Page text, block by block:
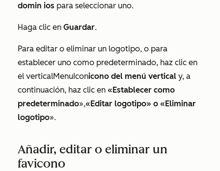
domin ios para seleccionar uno.
Haga clic en Guardar.
Para editar o eliminar un logotipo, o para
establecer uno como predeterminado, haz clic en
el verticalMenuIconicono del menú vertical y, a
continuación, haz clic en «Establecer como
predeterminado»,«Editar logotipo» o «Eliminar
logotipo».
Añadir, editar o eliminar un
favicono